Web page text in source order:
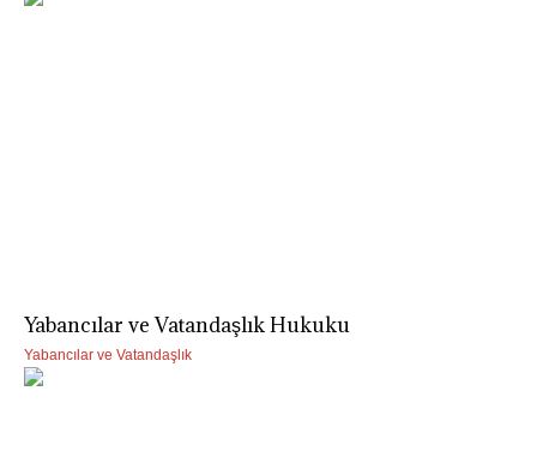
Yabancılar ve Vatandaşlık Hukuku
Yabancılar ve Vatandaşlık